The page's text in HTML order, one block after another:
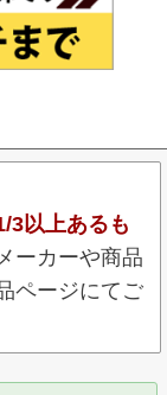
3以上あるも
ーカーや商品
ページにてご